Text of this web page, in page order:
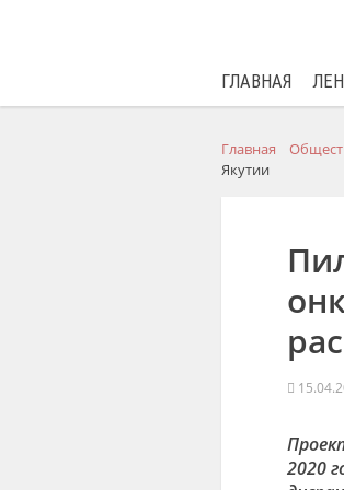
ГЛАВНАЯ
Главная
Якутии
2020